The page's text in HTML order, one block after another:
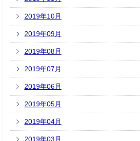
2019年10月
2019年09月
2019年08月
2019年07月
2019年06月
2019年05月
2019年04月
2019年03月